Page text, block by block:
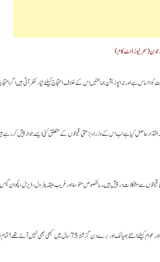
ہے اور نہ اپوزیشن جماعتیں اس کے خلاف احتجاج کیلئے تیار نظر آتی ہیں اگر احتجاج
اقتدار حاصل کیا ہے اب اس کے وزراء بڑھتی قیمتوں کے متعلق کئی ایسے جواز پیش کررہے
سے مشکلات درپیش ہیں ۔بالخصو ص متوسط اور غریب طبقہ پٹرول ، ڈیزل ، پکوان
عوام کا کہنا ہے کہ کالا بازاری اور لوٹ کھسوٹ کرنے والے تاجرین اور صنعت مالکین کیلئے اتنے اچھے دن اور عوام کیلئے اتنے بھیانک اور برے دن گزشتہ